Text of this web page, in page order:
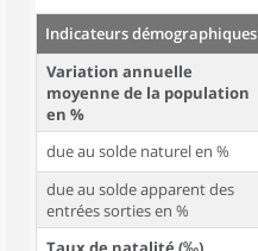
Indicateurs démographiques
Variation annuelle
moyenne de la population
en %
due au solde naturel en %
due au solde apparent des
entrées sorties en %